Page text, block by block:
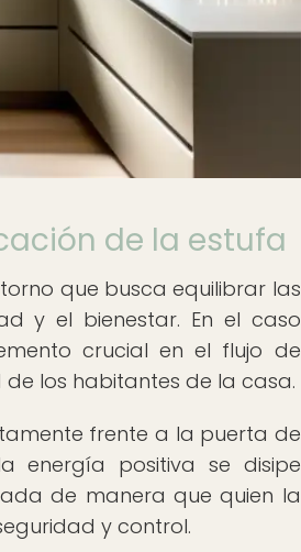
de la estufa
que busca equilibrar las
y el bienestar. En el caso
crucial en el flujo de
los habitantes de la casa.
frente a la puerta de
energía positiva se disipe
de manera que quien la
y control.